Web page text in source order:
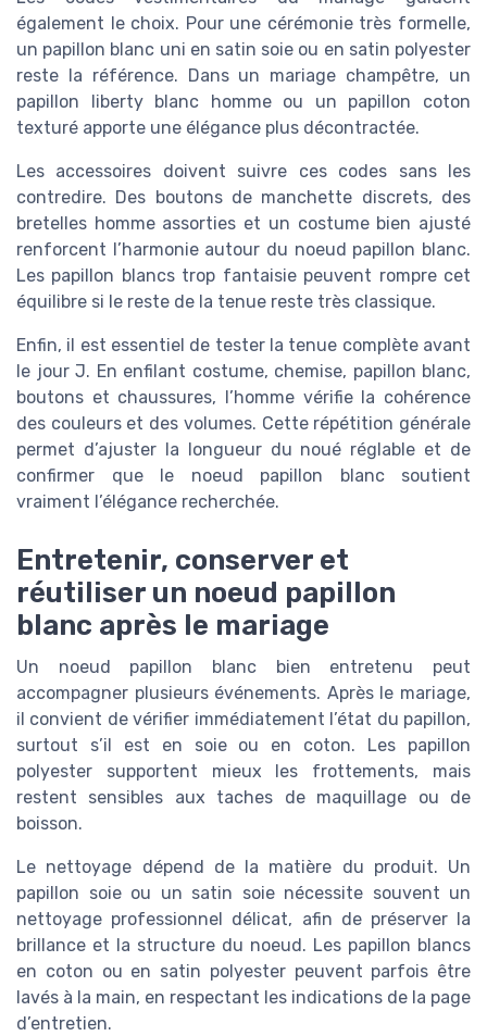
également le choix. Pour une cérémonie très formelle,
un papillon blanc uni en satin soie ou en satin polyester
reste la référence. Dans un mariage champêtre, un
papillon liberty blanc homme ou un papillon coton
texturé apporte une élégance plus décontractée.
Les accessoires doivent suivre ces codes sans les
contredire. Des boutons de manchette discrets, des
bretelles homme assorties et un costume bien ajusté
renforcent l’harmonie autour du noeud papillon blanc.
Les papillon blancs trop fantaisie peuvent rompre cet
équilibre si le reste de la tenue reste très classique.
Enfin, il est essentiel de tester la tenue complète avant
le jour J. En enfilant costume, chemise, papillon blanc,
boutons et chaussures, l’homme vérifie la cohérence
des couleurs et des volumes. Cette répétition générale
permet d’ajuster la longueur du noué réglable et de
confirmer que le noeud papillon blanc soutient
vraiment l’élégance recherchée.
Entretenir, conserver et
réutiliser un noeud papillon
blanc après le mariage
Un noeud papillon blanc bien entretenu peut
accompagner plusieurs événements. Après le mariage,
il convient de vérifier immédiatement l’état du papillon,
surtout s’il est en soie ou en coton. Les papillon
polyester supportent mieux les frottements, mais
restent sensibles aux taches de maquillage ou de
boisson.
Le nettoyage dépend de la matière du produit. Un
papillon soie ou un satin soie nécessite souvent un
nettoyage professionnel délicat, afin de préserver la
brillance et la structure du noeud. Les papillon blancs
en coton ou en satin polyester peuvent parfois être
lavés à la main, en respectant les indications de la page
d’entretien.